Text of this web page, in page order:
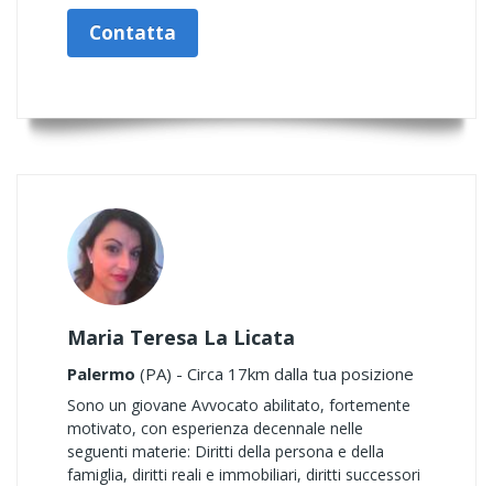
Contatta
Maria Teresa La Licata
Palermo (PA) - Circa 17km dalla tua posizione
Sono un giovane Avvocato abilitato, fortemente
motivato, con esperienza decennale nelle
seguenti materie: Diritti della persona e della
famiglia, diritti reali e immobiliari, diritti successori